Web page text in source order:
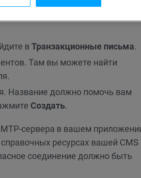
вТранзакционные письма.
Там вы можете найти
Название должно помочь вам
Создать.
сервера в вашем
ресурсах вашей CMS
соединение должно быть